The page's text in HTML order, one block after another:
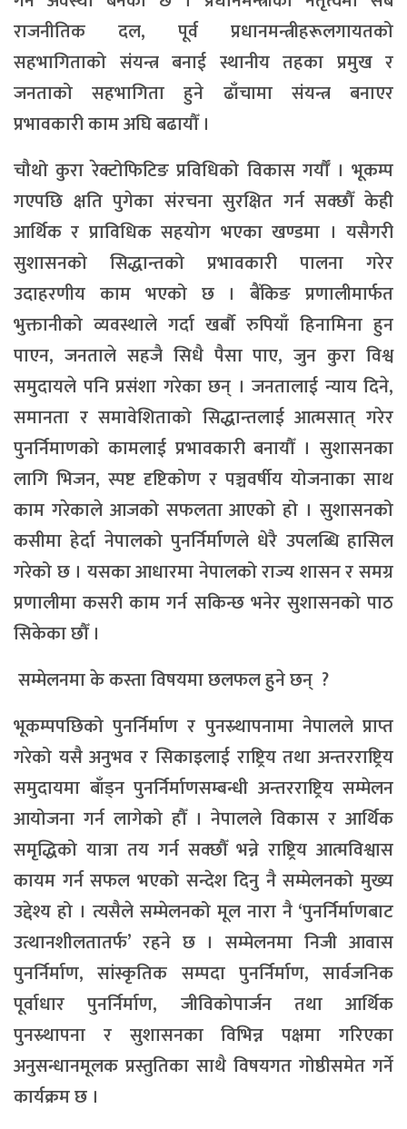
राजनीतिक दल, पूर्व प्रधानमन्त्रीहरूलगायतको
सहभागिताको संयन्त्र बनाई स्थानीय तहका प्रमुख र
जनताको सहभागिता हुने ढाँचामा संयन्त्र बनाएर
प्रभावकारी काम अघि बढायौँ ।
चौथो कुरा रेक्टोफिटिङ प्रविधिको विकास गर्यौँ । भूकम्प
गएपछि क्षति पुगेका संरचना सुरक्षित गर्न सक्छौँ केही
आर्थिक र प्राविधिक सहयोग भएका खण्डमा । यसैगरी
सुशासनको सिद्धान्तको प्रभावकारी पालना गरेर
उदाहरणीय काम भएको छ । बैंकिङ प्रणालीमार्फत
भुक्तानीको व्यवस्थाले गर्दा खर्बौ रुपियाँ हिनामिना हुन
पाएन, जनताले सहजै सिधै पैसा पाए, जुन कुरा विश्व
समुदायले पनि प्रसंशा गरेका छन् । जनतालाई न्याय दिने,
समानता र समावेशिताको सिद्धान्तलाई आत्मसात् गरेर
पुनर्निमाणको कामलाई प्रभावकारी बनायौँ । सुशासनका
लागि भिजन, स्पष्ट दृष्टिकोण र पञ्चवर्षीय योजनाका साथ
काम गरेकाले आजको सफलता आएको हो । सुशासनको
कसीमा हेर्दा नेपालको पुनर्निर्माणले धेरै उपलब्धि हासिल
गरेको छ । यसका आधारमा नेपालको राज्य शासन र समग्र
प्रणालीमा कसरी काम गर्न सकिन्छ भनेर सुशासनको पाठ
सिकेका छौँ ।
सम्मेलनमा के कस्ता विषयमा छलफल हुने छन् ?
भूकम्पपछिको पुनर्निर्माण र पुनस्र्थापनामा नेपालले प्राप्त
गरेको यसै अनुभव र सिकाइलाई राष्ट्रिय तथा अन्तरराष्ट्रिय
समुदायमा बाँड्न पुनर्निर्माणसम्बन्धी अन्तरराष्ट्रिय सम्मेलन
आयोजना गर्न लागेको हौँ । नेपालले विकास र आर्थिक
समृद्धिको यात्रा तय गर्न सक्छौँ भन्ने राष्ट्रिय आत्मविश्वास
कायम गर्न सफल भएको सन्देश दिनु नै सम्मेलनको मुख्य
उद्देश्य हो । त्यसैले सम्मेलनको मूल नारा नै ‘पुनर्निर्माणबाट
उत्थानशीलतातर्फ’ रहने छ । सम्मेलनमा निजी आवास
पुनर्निर्माण, सांस्कृतिक सम्पदा पुनर्निर्माण, सार्वजनिक
पूर्वाधार पुनर्निर्माण, जीविकोपार्जन तथा आर्थिक
पुनस्र्थापना र सुशासनका विभिन्न पक्षमा गरिएका
अनुसन्धानमूलक प्रस्तुतिका साथै विषयगत गोष्ठीसमेत गर्ने
कार्यक्रम छ ।